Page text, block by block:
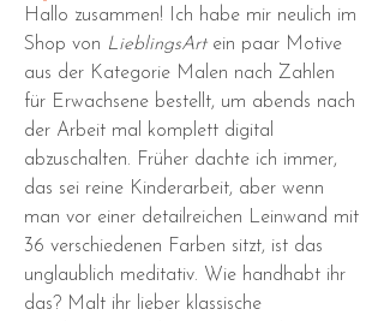
Hallo zusammen! Ich habe mir neulich im
Shop von LieblingsArt ein paar Motive
aus der Kategorie Malen nach Zahlen
für Erwachsene bestellt, um abends nach
der Arbeit mal komplett digital
abzuschalten. Früher dachte ich immer,
das sei reine Kinderarbeit, aber wenn
man vor einer detailreichen Leinwand mit
36 verschiedenen Farben sitzt, ist das
unglaublich meditativ. Wie handhabt ihr
das? Malt ihr lieber klassische